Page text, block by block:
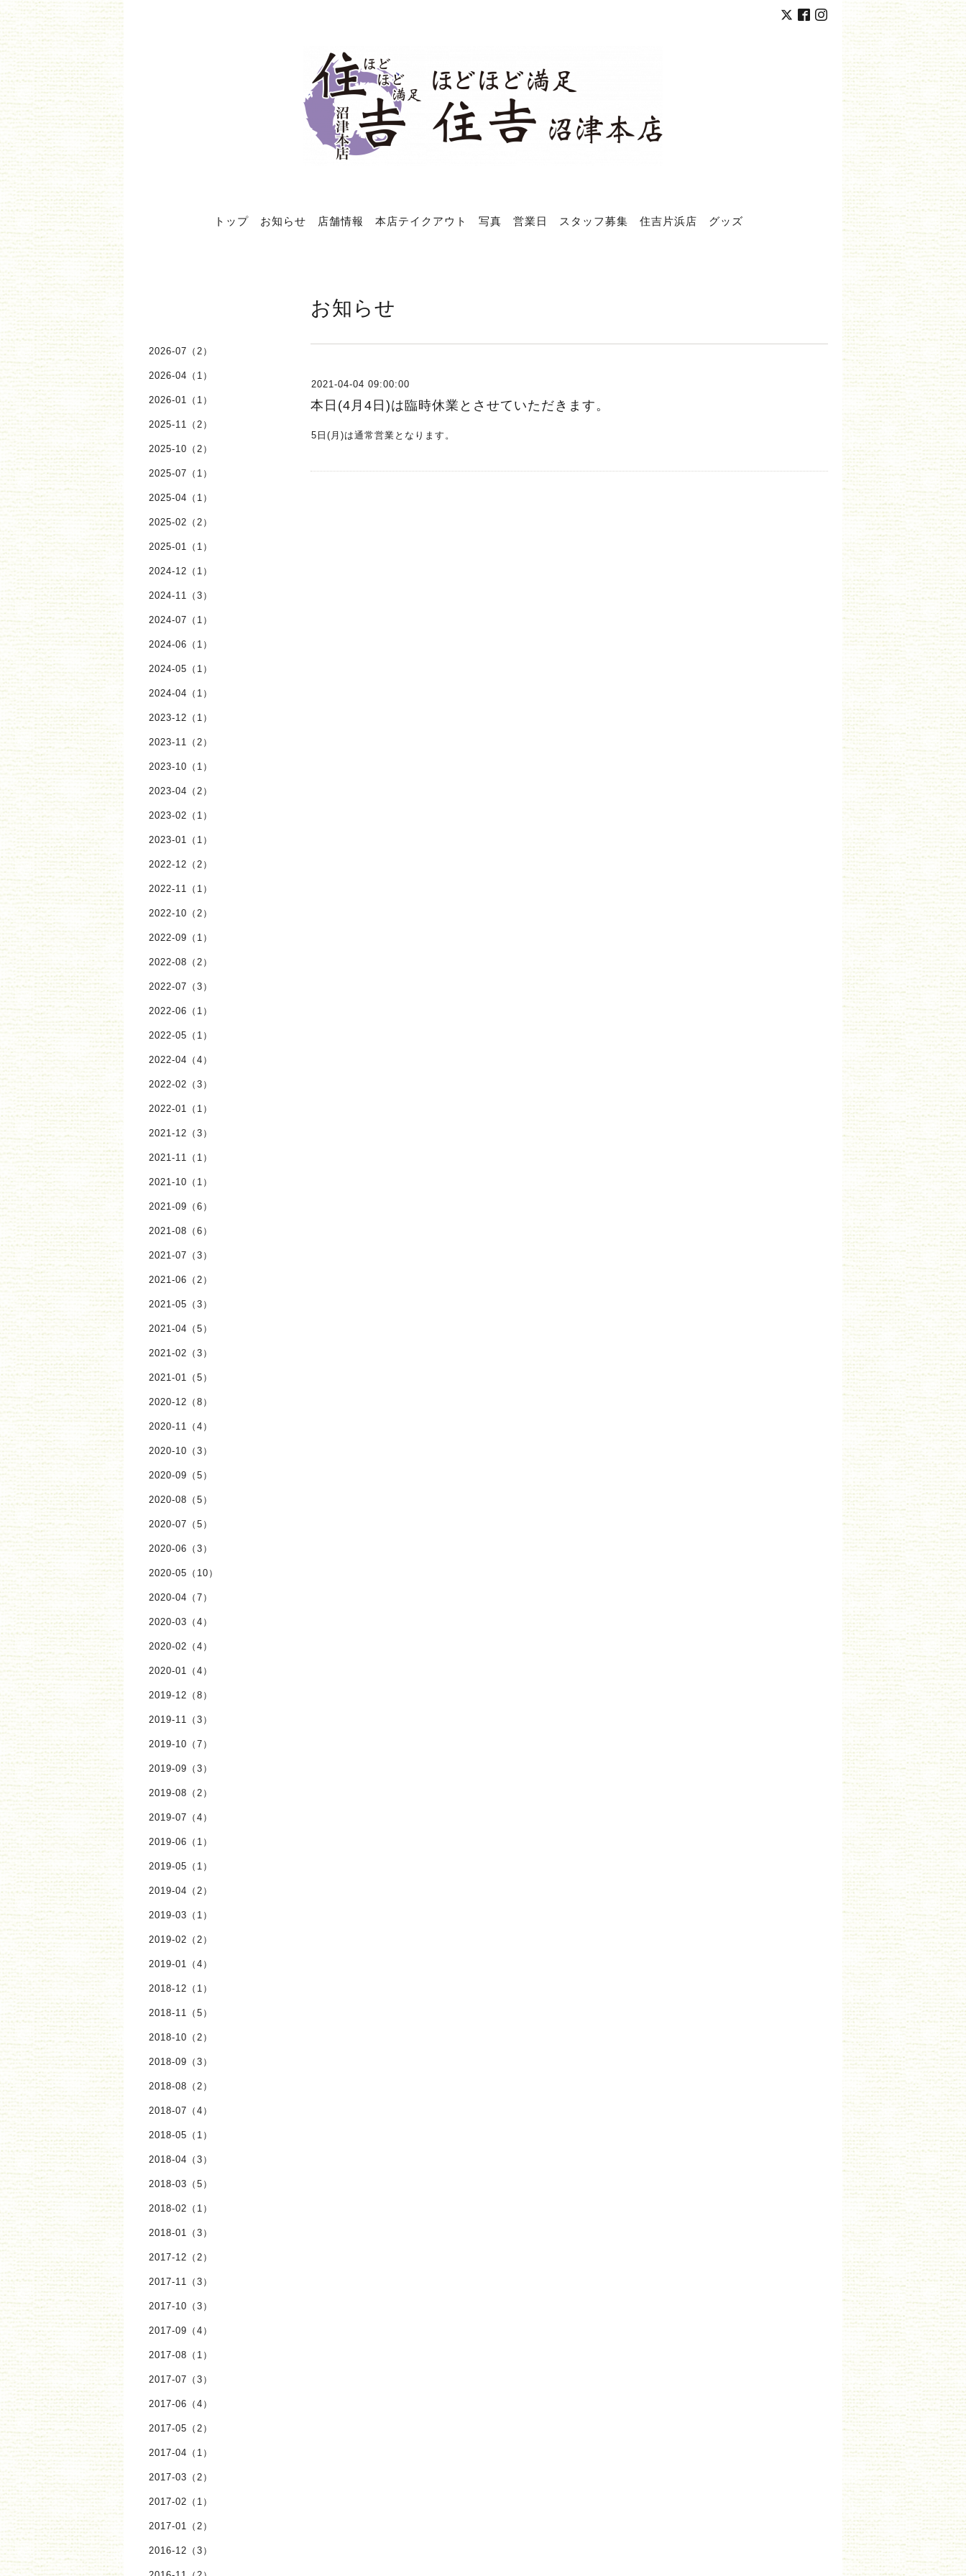
トップ お知らせ 店舗情報 本店テイクアウト 写真 営業日 スタッフ募集 住吉片浜店 グッズ
お知らせ
2021-04-04 09:00:00
本日(4月4日)は臨時休業とさせていただきます。
5日(月)は通常営業となります。
2026-07（2）
2026-04（1）
2026-01（1）
2025-11（2）
2025-10（2）
2025-07（1）
2025-04（1）
2025-02（2）
2025-01（1）
2024-12（1）
2024-11（3）
2024-07（1）
2024-06（1）
2024-05（1）
2024-04（1）
2023-12（1）
2023-11（2）
2023-10（1）
2023-04（2）
2023-02（1）
2023-01（1）
2022-12（2）
2022-11（1）
2022-10（2）
2022-09（1）
2022-08（2）
2022-07（3）
2022-06（1）
2022-05（1）
2022-04（4）
2022-02（3）
2022-01（1）
2021-12（3）
2021-11（1）
2021-10（1）
2021-09（6）
2021-08（6）
2021-07（3）
2021-06（2）
2021-05（3）
2021-04（5）
2021-02（3）
2021-01（5）
2020-12（8）
2020-11（4）
2020-10（3）
2020-09（5）
2020-08（5）
2020-07（5）
2020-06（3）
2020-05（10）
2020-04（7）
2020-03（4）
2020-02（4）
2020-01（4）
2019-12（8）
2019-11（3）
2019-10（7）
2019-09（3）
2019-08（2）
2019-07（4）
2019-06（1）
2019-05（1）
2019-04（2）
2019-03（1）
2019-02（2）
2019-01（4）
2018-12（1）
2018-11（5）
2018-10（2）
2018-09（3）
2018-08（2）
2018-07（4）
2018-05（1）
2018-04（3）
2018-03（5）
2018-02（1）
2018-01（3）
2017-12（2）
2017-11（3）
2017-10（3）
2017-09（4）
2017-08（1）
2017-07（3）
2017-06（4）
2017-05（2）
2017-04（1）
2017-03（2）
2017-02（1）
2017-01（2）
2016-12（3）